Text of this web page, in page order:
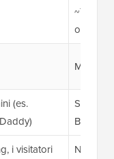
~7,99
offerte)
Mensile
(es.
Società
i visitatori
No: